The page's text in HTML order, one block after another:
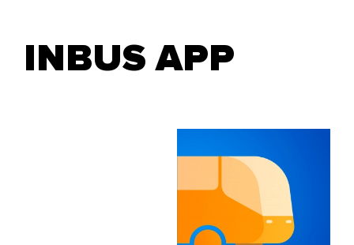
INBUS APP